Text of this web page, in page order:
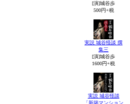
[演]城谷歩
500円+税
実説 城谷怪談 撰
集三
[演]城谷歩
1600円+税
実説 城谷怪談
「新築マンション